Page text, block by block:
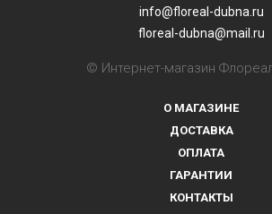
info@floreal-dubna.ru
floreal-dubna@mail.ru
© Интернет-магазин
О МАГАЗИНЕ
ДОСТАВКА
ОПЛАТА
ГАРАНТИИ
КОНТАКТЫ